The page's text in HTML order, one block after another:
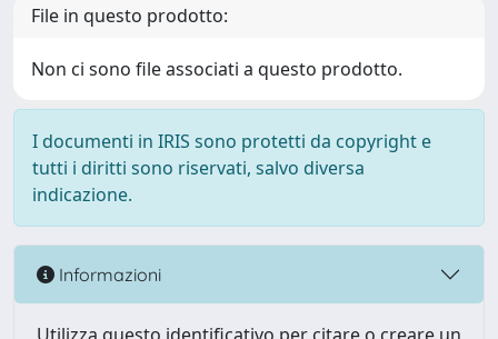
File in questo prodotto:
Non ci sono file associati a questo prodotto.
I documenti in IRIS sono protetti da copyright e
tutti i diritti sono riservati, salvo diversa
indicazione.
Informazioni